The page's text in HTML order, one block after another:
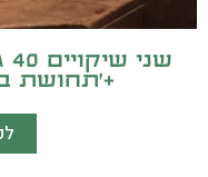
+׳תחושת